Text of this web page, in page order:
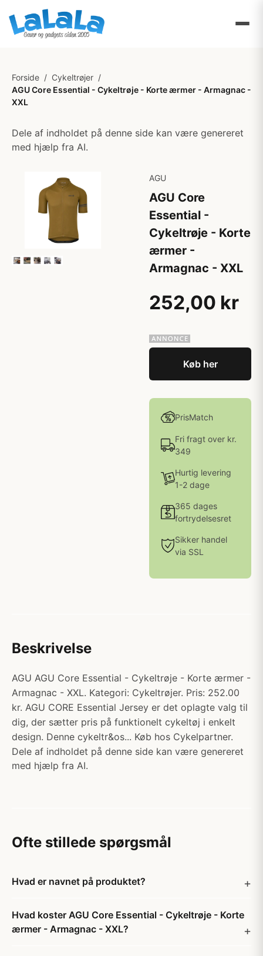
Forside / Cykeltrøjer /
AGU Core Essential - Cykeltrøje - Korte ærmer - Armagnac -
XXL
Dele af indholdet på denne side kan være genereret
med hjælp fra AI.
AGU
AGU Core
Essential -
Cykeltrøje - Korte
ærmer -
Armagnac - XXL
252,00 kr
Køb her
PrisMatch
Fri fragt over kr.
349
Hurtig levering
1-2 dage
365 dages
fortrydelsesret
Sikker handel
via SSL
Beskrivelse
AGU AGU Core Essential - Cykeltrøje - Korte ærmer -
Armagnac - XXL. Kategori: Cykeltrøjer. Pris: 252.00
kr. AGU CORE Essential Jersey er det oplagte valg til
dig, der sætter pris på funktionelt cykeltøj i enkelt
design. Denne cykeltr&os... Køb hos Cykelpartner.
Dele af indholdet på denne side kan være genereret
med hjælp fra AI.
Ofte stillede spørgsmål
Hvad er navnet på produktet?
Hvad koster AGU Core Essential - Cykeltrøje - Korte
ærmer - Armagnac - XXL?